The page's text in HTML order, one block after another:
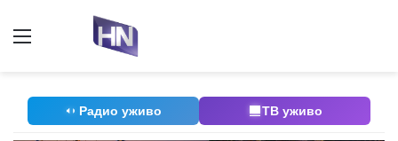
Радио уживо ТВ уживо